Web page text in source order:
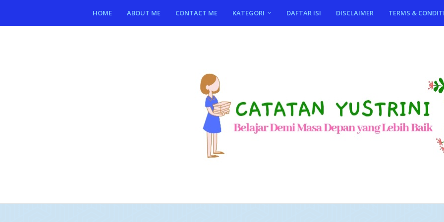
HOME ABOUT ME CONTACT ME KATEGORI DAFTAR ISI DISCLAIMER TERMS &